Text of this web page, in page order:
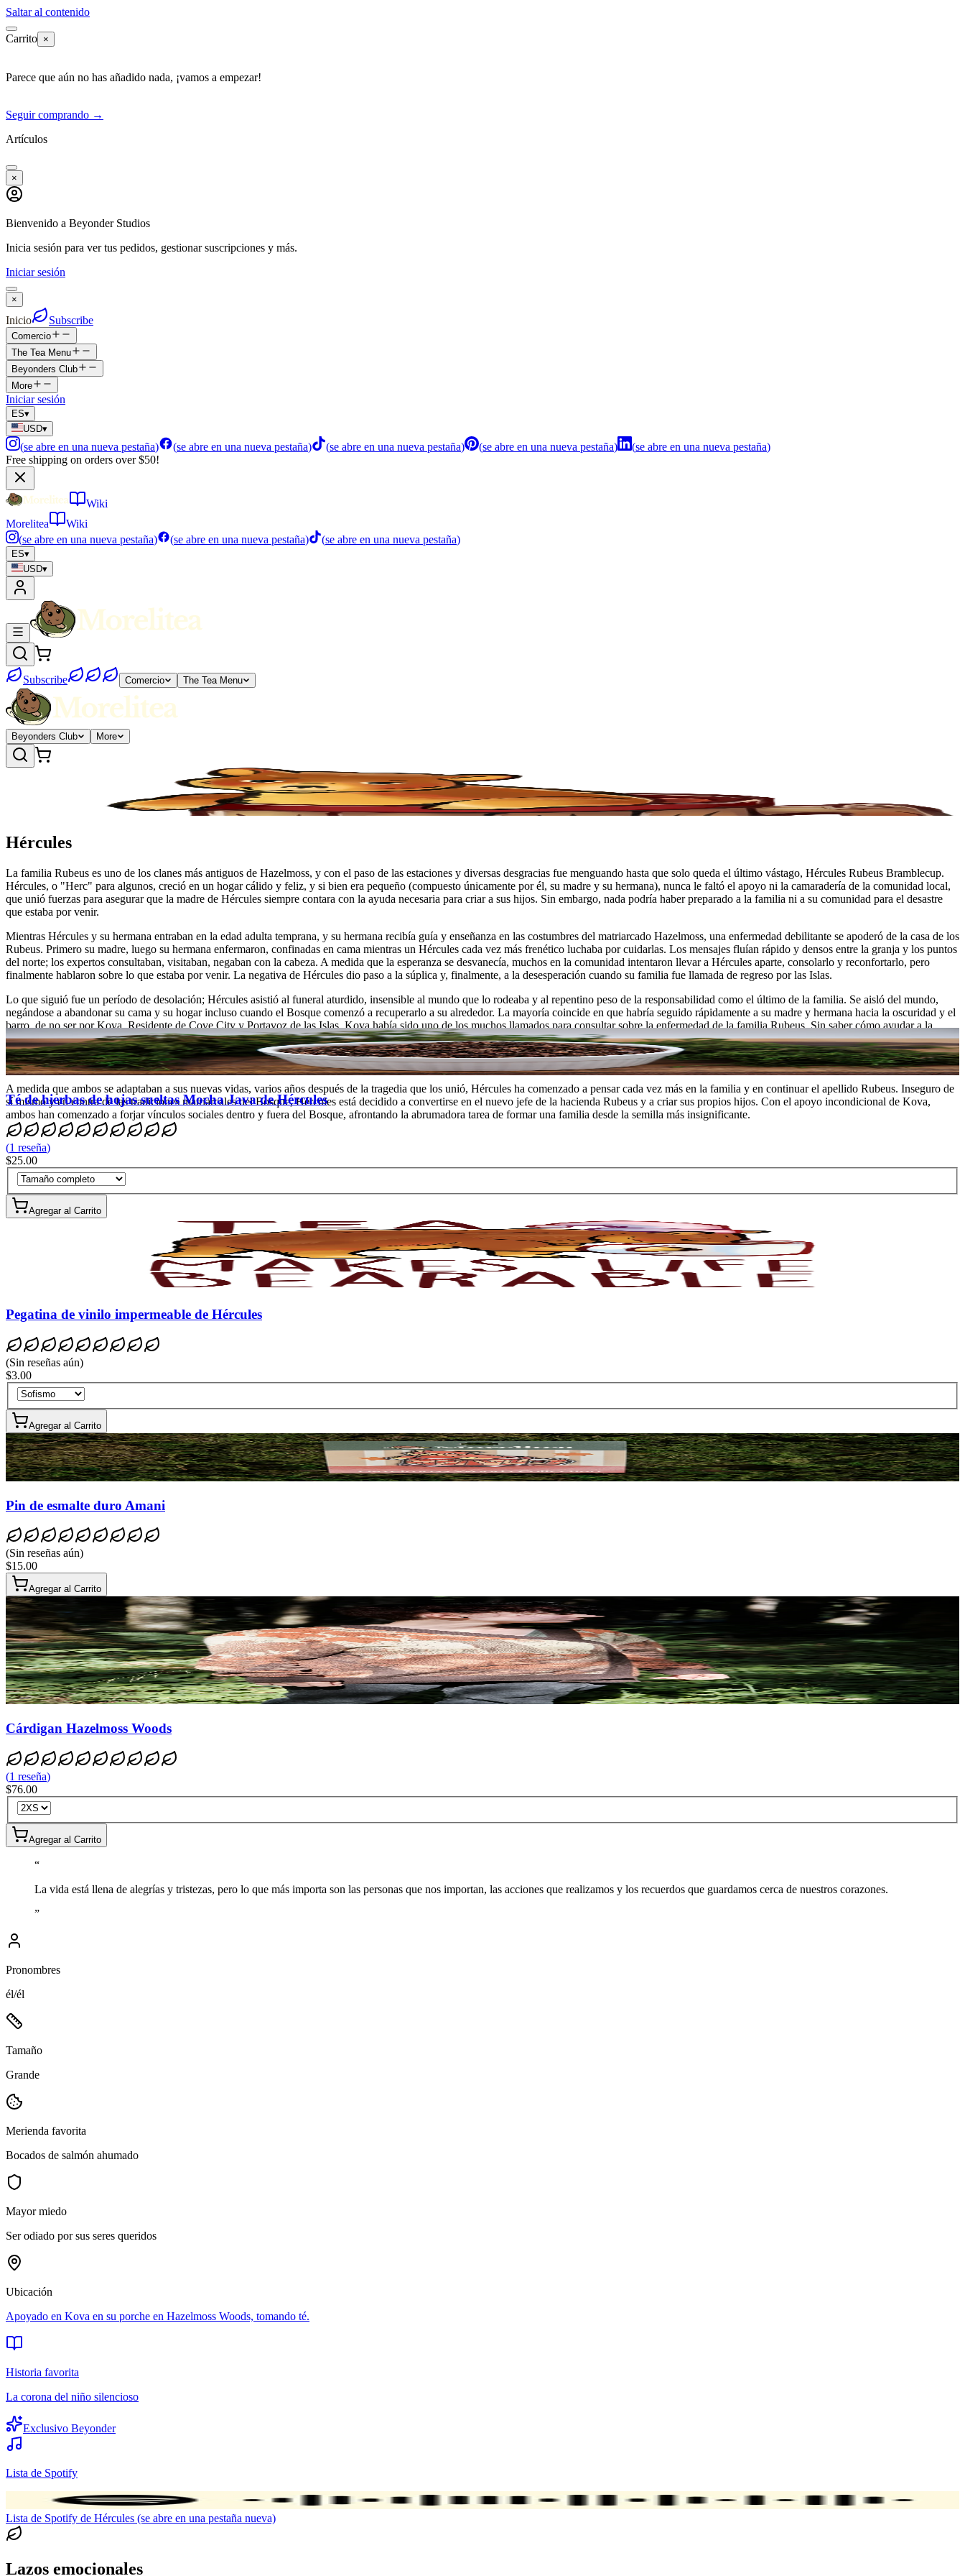
Saltar al contenido
Carrito ×
Parece que aún no has añadido nada, ¡vamos a empezar!
Seguir comprando →
Artículos
×
Bienvenido a Beyonder Studios
Inicia sesión para ver tus pedidos, gestionar suscripciones y más.
Iniciar sesión
×
Inicio Subscribe
Comercio
The Tea Menu
Beyonders Club
More
Iniciar sesión
ES▾
USD▾
(se abre en una nueva pestaña) (se abre en una nueva pestaña) (se abre en una nueva pestaña) (se abre en una nueva pestaña) (se abre en una nueva pestaña)
Free shipping on orders over $50!
Wiki
Morelitea
Wiki
(se abre en una nueva pestaña) (se abre en una nueva pestaña) (se abre en una nueva pestaña)
ES▾
USD▾
Subscribe Comercio The Tea Menu
Beyonders Club More
Hércules
La familia Rubeus es uno de los clanes más antiguos de Hazelmoss, y con el paso de las estaciones y diversas desgracias fue menguando hasta que solo queda el último vástago, Hércules Rubeus Bramblecup.
Hércules, o "Herc" para algunos, creció en un hogar cálido y feliz, y si bien era pequeño (compuesto únicamente por él, su madre y su hermana), nunca le faltó el apoyo ni la camaradería de la comunidad local,
que unió fuerzas para asegurar que la madre de Hércules siempre contara con la ayuda necesaria para criar a sus hijos. Sin embargo, nada podría haber preparado a la familia ni a su comunidad para el desastre
que estaba por venir.
Mientras Hércules y su hermana entraban en la edad adulta temprana, y su hermana recibía guía y enseñanza en las costumbres del matriarcado Hazelmoss, una enfermedad debilitante se apoderó de la casa de los
Rubeus. Primero su madre, luego su hermana enfermaron, confinadas en cama mientras un Hércules cada vez más frenético luchaba por cuidarlas. Los mensajes fluían rápido y densos entre la granja y los puntos
del norte; los expertos consultaban, visitaban, negaban con la cabeza. A medida que la esperanza se desvanecía, muchos en la comunidad intentaron llevar a Hércules aparte, consolarlo y reconfortarlo, pero
finalmente hablaron sobre lo que estaba por venir. La negativa de Hércules dio paso a la súplica y, finalmente, a la desesperación cuando su familia fue llamada de regreso por las Islas.
Lo que siguió fue un período de desolación; Hércules asistió al funeral aturdido, insensible al mundo que lo rodeaba y al repentino peso de la responsabilidad como el último de la familia. Se aisló del mundo,
negándose a abandonar su cama y su hogar incluso cuando el Bosque comenzó a recuperarlo a su alrededor. La mayoría coincide en que habría seguido rápidamente a su madre y hermana hacia la oscuridad y el
barro, de no ser por Kova. Residente de Cove City y Portavoz de las Islas, Kova había sido uno de los muchos llamados para consultar sobre la enfermedad de la familia Rubeus. Sin saber cómo ayudar a la
madre y a la hija, Kova recurrió al hijo en un intento de brindarle consuelo en un momento tan difícil. Incluso cuando se hizo evidente que no había nada que hacer, Kova se quedó. Durante el momento más
oscuro de la vida de Hércules, Kova estuvo allí todos los días, asegurándose de que comiera, durmiera, ayudándolo a sobrellevar la enormidad de su dolor. La presencia constante del otro oso significaba todo
para Hércules, y con el tiempo la amistad, el compañerismo y el amor florecieron entre ellos dos.
A medida que ambos se adaptaban a sus nuevas vidas, varios años después de la tragedia que los unió, Hércules ha comenzado a pensar cada vez más en la familia y en continuar el apellido Rubeus. Inseguro de
sí mismo y en contra de las tradiciones matriarcales del Bosque, Hércules está decidido a convertirse en el nuevo jefe de la hacienda Rubeus y a criar sus propios hijos. Con el apoyo incondicional de Kova,
ambos han comenzado a forjar vínculos sociales dentro y fuera del Bosque, afrontando la abrumadora tarea de formar una familia desde la semilla más insignificante.
Té de hierbas de hojas sueltas Mocha Java de Hércules
(1 reseña)
$25.00
Agregar al Carrito
Pegatina de vinilo impermeable de Hércules
(Sin reseñas aún)
$3.00
Agregar al Carrito
Pin de esmalte duro Amani
(Sin reseñas aún)
$15.00
Agregar al Carrito
Cárdigan Hazelmoss Woods
(1 reseña)
$76.00
Agregar al Carrito
“
La vida está llena de alegrías y tristezas, pero lo que más importa son las personas que nos importan, las acciones que realizamos y los recuerdos que guardamos cerca de nuestros corazones.
”
Pronombres
él/él
Tamaño
Grande
Merienda favorita
Bocados de salmón ahumado
Mayor miedo
Ser odiado por sus seres queridos
Ubicación
Apoyado en Kova en su porche en Hazelmoss Woods, tomando té.
Historia favorita
La corona del niño silencioso
Exclusivo Beyonder
Lista de Spotify
Lista de Spotify de Hércules (se abre en una pestaña nueva)
Lazos emocionales